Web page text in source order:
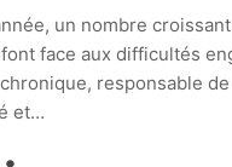
un nombre
face aux difficultés
responsable
et…